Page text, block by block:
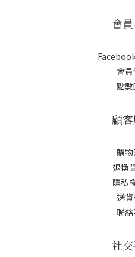
會
會
點
顧
購
退換
隱私
送
聯
社